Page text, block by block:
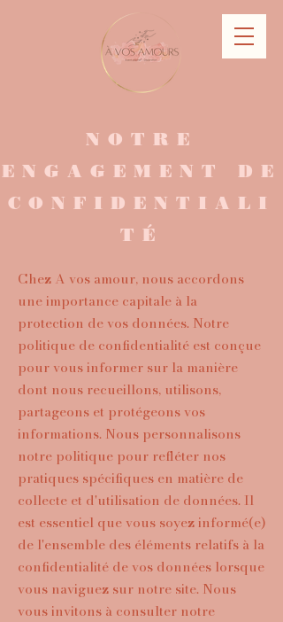
NOTRE
ENGAGEMENT DE
CONFIDENTIALI
TÉ
Chez A vos amour, nous accordons
une importance capitale à la
protection de vos données. Notre
politique de confidentialité est conçue
pour vous informer sur la manière
dont nous recueillons, utilisons,
partageons et protégeons vos
informations. Nous personnalisons
notre politique pour refléter nos
pratiques spécifiques en matière de
collecte et d'utilisation de données. Il
est essentiel que vous soyez informé(e)
de l'ensemble des éléments relatifs à la
confidentialité de vos données lorsque
vous naviguez sur notre site. Nous
vous invitons à consulter notre